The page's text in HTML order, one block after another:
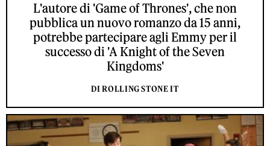
L'autore di 'Game of Thrones', che non
pubblica un nuovo romanzo da 15 anni,
potrebbe partecipare agli Emmy per il
successo di 'A Knight of the Seven
Kingdoms'
DI ROLLING STONE IT